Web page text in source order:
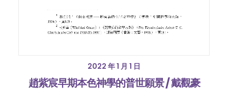
2022 年 1 月 1 日
趙紫宸早期本色神學的普世願景 / 戴觀豪